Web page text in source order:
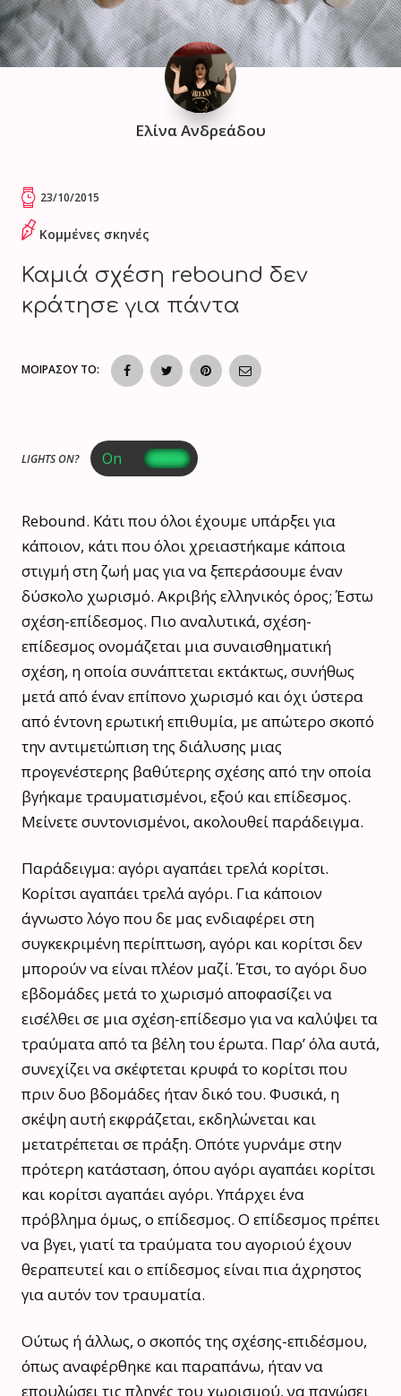
Ελίνα Ανδρεάδου
23/10/2015
Κομμένες σκηνές
Καμιά σχέση rebound δεν
κράτησε για πάντα
ΜΟΙΡΑΣΟΥ ΤΟ:
LIGHTS ON?
Rebound. Κάτι που όλοι έχουμε υπάρξει για
κάποιον, κάτι που όλοι χρειαστήκαμε κάποια
στιγμή στη ζωή μας για να ξεπεράσουμε έναν
δύσκολο χωρισμό. Ακριβής ελληνικός όρος; Έστω
σχέση-επίδεσμος. Πιο αναλυτικά, σχέση-
επίδεσμος ονομάζεται μια συναισθηματική
σχέση, η οποία συνάπτεται εκτάκτως, συνήθως
μετά από έναν επίπονο χωρισμό και όχι ύστερα
από έντονη ερωτική επιθυμία, με απώτερο σκοπό
την αντιμετώπιση της διάλυσης μιας
προγενέστερης βαθύτερης σχέσης από την οποία
βγήκαμε τραυματισμένοι, εξού και επίδεσμος.
Μείνετε συντονισμένοι, ακολουθεί παράδειγμα.
Παράδειγμα: αγόρι αγαπάει τρελά κορίτσι.
Κορίτσι αγαπάει τρελά αγόρι. Για κάποιον
άγνωστο λόγο που δε μας ενδιαφέρει στη
συγκεκριμένη περίπτωση, αγόρι και κορίτσι δεν
μπορούν να είναι πλέον μαζί. Έτσι, το αγόρι δυο
εβδομάδες μετά το χωρισμό αποφασίζει να
εισέλθει σε μια σχέση-επίδεσμο για να καλύψει τα
τραύματα από τα βέλη του έρωτα. Παρ’ όλα αυτά,
συνεχίζει να σκέφτεται κρυφά το κορίτσι που
πριν δυο βδομάδες ήταν δικό του. Φυσικά, η
σκέψη αυτή εκφράζεται, εκδηλώνεται και
μετατρέπεται σε πράξη. Οπότε γυρνάμε στην
πρότερη κατάσταση, όπου αγόρι αγαπάει κορίτσι
και κορίτσι αγαπάει αγόρι. Υπάρχει ένα
πρόβλημα όμως, ο επίδεσμος. Ο επίδεσμος πρέπει
να βγει, γιατί τα τραύματα του αγοριού έχουν
θεραπευτεί και ο επίδεσμος είναι πια άχρηστος
για αυτόν τον τραυματία.
Ούτως ή άλλως, ο σκοπός της σχέσης-επιδέσμου,
όπως αναφέρθηκε και παραπάνω, ήταν να
επουλώσει τις πληγές του χωρισμού, να παγώσει